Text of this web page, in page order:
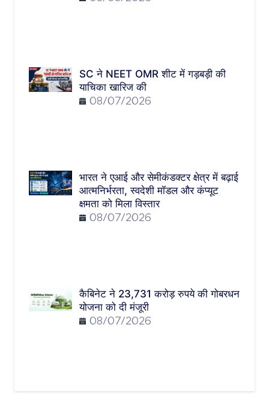
SC ने NEET OMR शीट में गड़बड़ी की
याचिका खारिज की
08/07/2026
भारत ने एआई और सेमीकंडक्टर क्षेत्र में बढ़ाई
आत्मनिर्भरता, स्वदेशी मॉडल और कंप्यूट
क्षमता को मिला विस्तार
08/07/2026
कैबिनेट ने 23,731 करोड़ रुपये की गोबरधन
योजना को दी मंजूरी
08/07/2026